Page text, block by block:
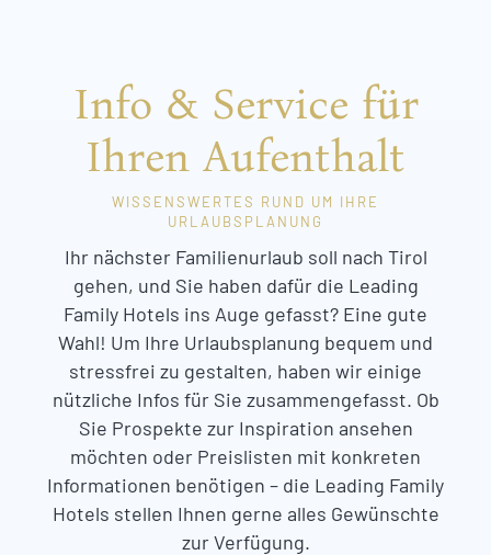
Info & Service für
Ihren Aufenthalt
WISSENSWERTES RUND UM IHRE
URLAUBSPLANUNG
Ihr nächster Familienurlaub soll nach Tirol
gehen, und Sie haben dafür die Leading
Family Hotels ins Auge gefasst? Eine gute
Wahl! Um Ihre Urlaubsplanung bequem und
stressfrei zu gestalten, haben wir einige
nützliche Infos für Sie zusammengefasst. Ob
Sie Prospekte zur Inspiration ansehen
möchten oder Preislisten mit konkreten
Informationen benötigen – die Leading Family
Hotels stellen Ihnen gerne alles Gewünschte
zur Verfügung.